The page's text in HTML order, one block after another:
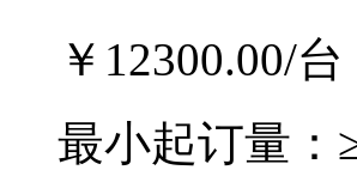
￥12300.00/台
最小起订量：